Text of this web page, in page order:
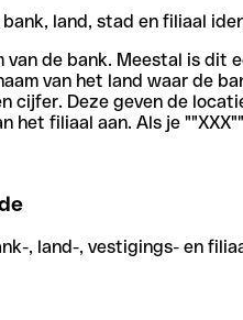
bank, land, stad en filiaal
de bank. Meestal is dit
van het land waar de
cijfer. Deze geven de
het filiaal aan. Als je
, land-, vestigings- en